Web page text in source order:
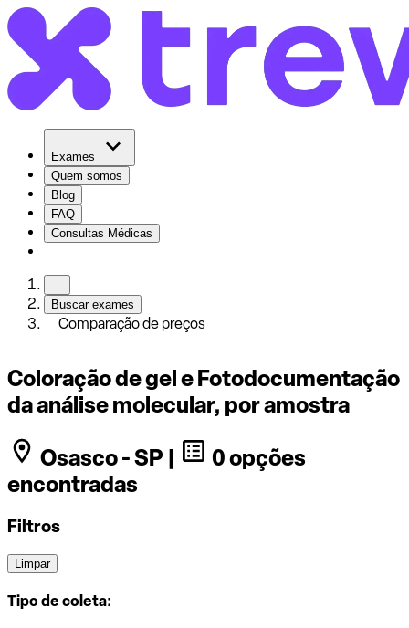
Exames
Quem somos
Blog
FAQ
Consultas Médicas
Buscar exames
Comparação de preços
Coloração de gel e Fotodocumentação
da análise molecular, por amostra
Osasco - SP |
0 opções
encontradas
Filtros
Limpar
Tipo de coleta: